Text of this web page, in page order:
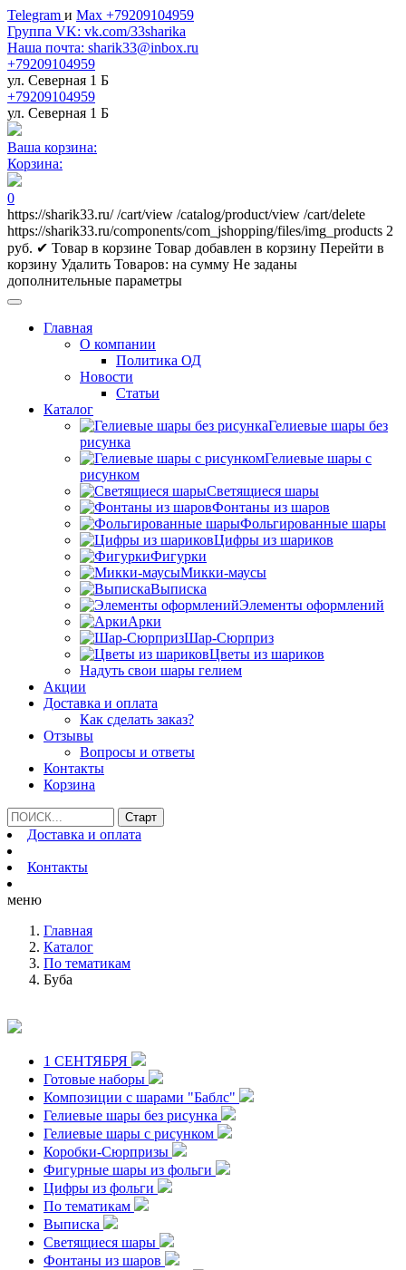
Telegram и Max +79209104959
Группа VK: vk.com/33sharika
Наша почта: sharik33@inbox.ru
+79209104959
ул. Северная 1 Б
+79209104959
ул. Северная 1 Б
Ваша корзина:
Корзина:
0
https://sharik33.ru/ /cart/view /catalog/product/view /cart/delete
https://sharik33.ru/components/com_jshopping/files/img_products 2
руб. ✔ Товар в корзине Товар добавлен в корзину Перейти в
корзину Удалить Товаров: на сумму Не заданы
дополнительные параметры
Главная
О компании
Политика ОД
Новости
Статьи
Каталог
Гелиевые шары без
рисунка
Гелиевые шары с
рисунком
Светящиеся шары
Фонтаны из шаров
Фольгированные шары
Цифры из шариков
Фигурки
Микки-маусы
Выписка
Элементы оформлений
Арки
Шар-Сюрприз
Цветы из шариков
Надуть свои шары гелием
Акции
Доставка и оплата
Как сделать заказ?
Отзывы
Вопросы и ответы
Контакты
Корзина
Доставка и оплата
Контакты
меню
Главная
Каталог
По тематикам
Буба
1 СЕНТЯБРЯ
Готовые наборы
Композиции с шарами "Баблс"
Гелиевые шары без рисунка
Гелиевые шары с рисунком
Коробки-Сюрпризы
Фигурные шары из фольги
Цифры из фольги
По тематикам
Выписка
Светящиеся шары
Фонтаны из шаров